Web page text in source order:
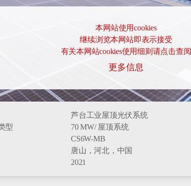
本网站使用cookies
继续浏览本网站即表示接受
有关本网站cookies使用细则请点击查阅
更多信息
芦台工业屋顶光伏系统
型
70 MW/ 屋顶系统
CS6W-MB
唐山，河北，中国
2021